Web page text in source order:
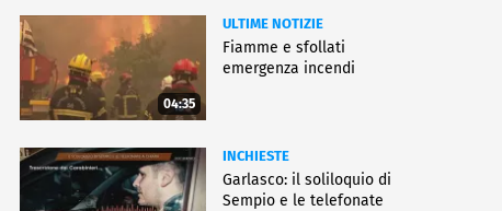
04:35
ULTIME NOTIZIE
Fiamme e sfollati
emergenza incendi
INCHIESTE
Garlasco: il soliloquio di
Sempio e le telefonate